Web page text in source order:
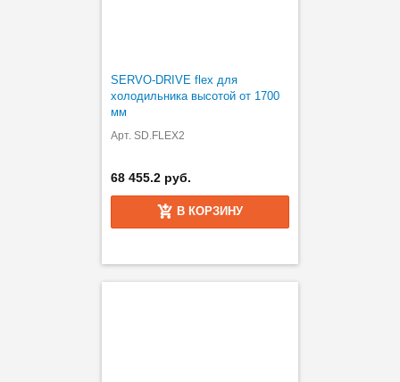
SERVO-DRIVE flex для
холодильника высотой от 1700
мм
Арт. SD.FLEX2
68 455.2 руб.
В КОРЗИНУ